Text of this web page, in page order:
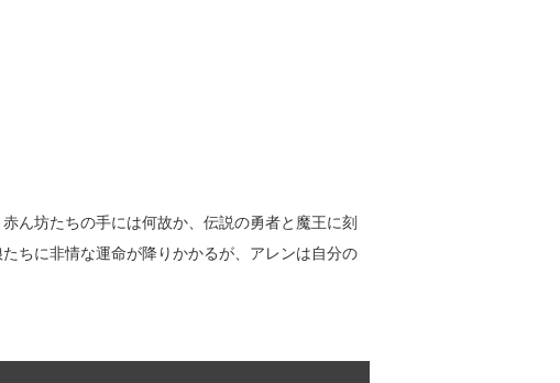
ん坊たちの手には何故か、伝説の勇者と魔王に刻
ちに非情な運命が降りかかるが、アレンは自分の